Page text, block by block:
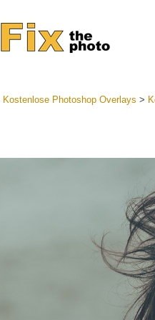
Mobile
Kostenlose Photoshop Overlays >